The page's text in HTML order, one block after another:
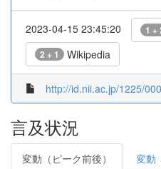
2023-04-15 23:45:20 1 +
2 + 1 Wikipedia
http://id.nii.ac.jp/1225/
言及状況
変動（ピーク前後） 変動